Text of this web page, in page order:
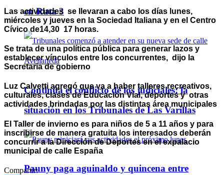
en Ruta 3
Continúa el conflicto de los judiciales: la
situación en los Tribunales de Las Varillas
Pauny paga aguinaldo y quincena entre
Las actividades se llevaran a cabo los días lunes,
miércoles y jueves en la Sociedad Italiana y en el Centro
Cívico de14,30 17 horas.
Se trata de una política pública para generar lazos y
establecer vínculos entre los concurrentes, dijo la
Secretaria de gobierno
Luz Calvetti agregó que va a haber talleres recreativos,
culturales, clases de Educación Vial, deportes y otras
actividades brindadas por las distintas área municipales
El Taller de invierno es para niños de 5 a 11 años y para
inscribirse de manera gratuita los interesados deberán
concurrir a la Dirección de Deportes en el expalacio
municipal de calle España
Compartir: